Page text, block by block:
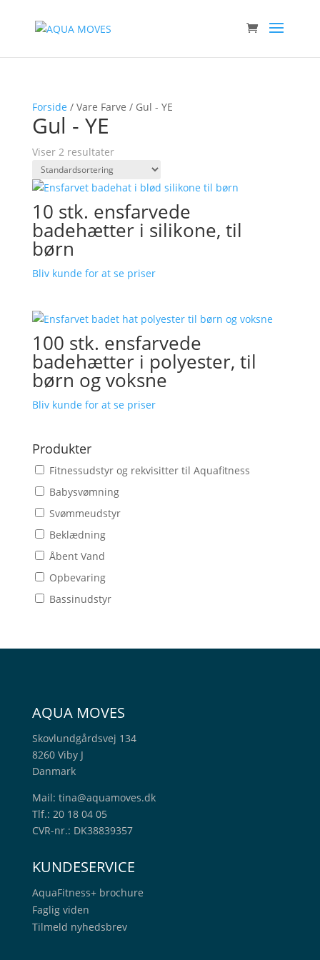
Forside / Vare Farve / Gul - YE
Gul - YE
Viser 2 resultater
10 stk. ensfarvede
badehætter i silikone, til
børn
Bliv kunde for at se priser
100 stk. ensfarvede
badehætter i polyester, til
børn og voksne
Bliv kunde for at se priser
Produkter
Fitnessudstyr og rekvisitter til Aquafitness
Babysvømning
Svømmeudstyr
Beklædning
Åbent Vand
Opbevaring
Bassinudstyr
AQUA MOVES
Skovlundgårdsvej 134
8260 Viby J
Danmark
Mail: tina@aquamoves.dk
Tlf.: 20 18 04 05
CVR-nr.: DK38839357
KUNDESERVICE
AquaFitness+ brochure
Faglig viden
Tilmeld nyhedsbrev